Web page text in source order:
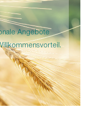
Angebote